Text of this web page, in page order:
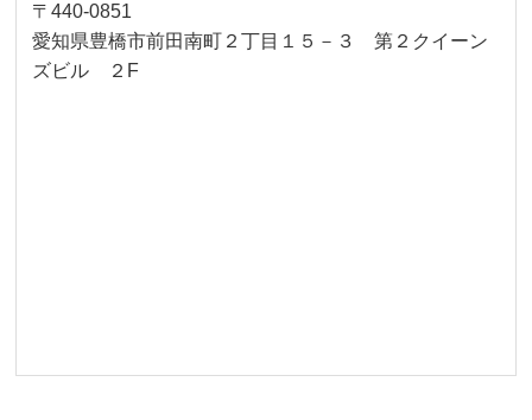
〒440-0851
愛知県豊橋市前田南町２丁目１５－３ 第２クイーン
ズビル ２F